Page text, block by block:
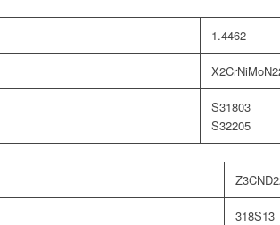
1.4462
S31803
S32205
318S13